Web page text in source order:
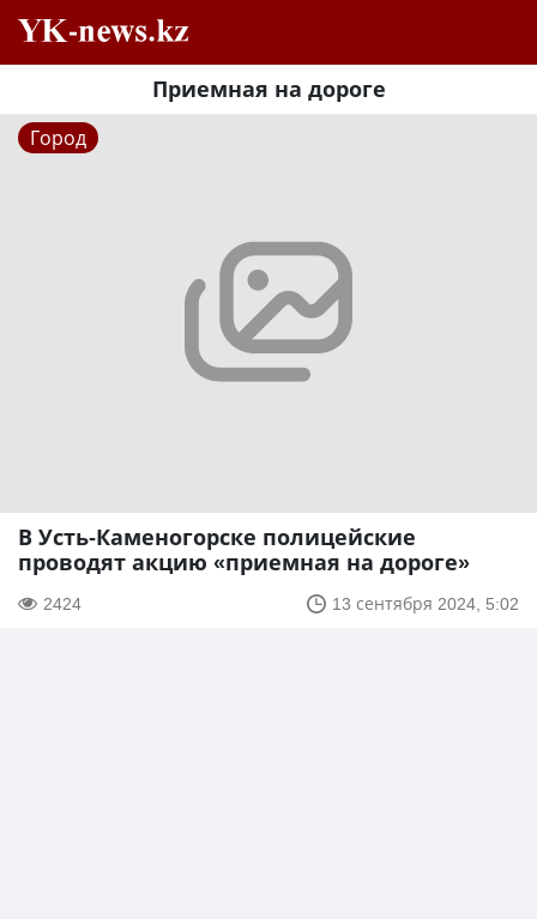
Приемная на дороге
Город
В Усть-Каменогорске полицейские
проводят акцию «приемная на дороге»
2424 13 сентября 2024, 5:02